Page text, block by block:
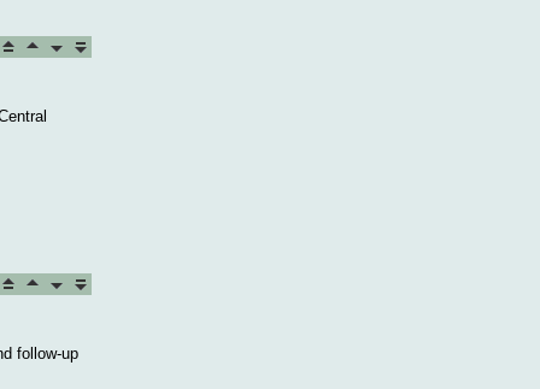
follow-up